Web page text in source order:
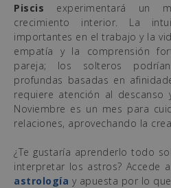
Piscis experimentará un
crecimiento interior. La
importantes en el trabajo y la
empatía y la comprensión
pareja; los solteros
profundas basadas en
requiere atención al descanso
Noviembre es un mes para
relaciones, aprovechando la
¿Te gustaría aprenderlo todo
interpretar los astros? Accede
astrología y apuesta por lo